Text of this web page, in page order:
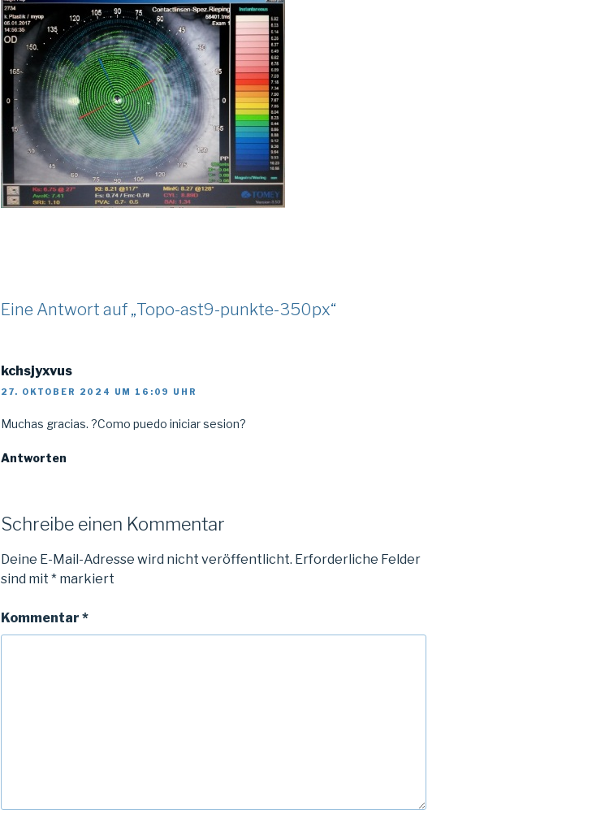
Eine Antwort auf „Topo-ast9-punkte-350px“
kchsjyxvus
27. OKTOBER 2024 UM 16:09 UHR
Muchas gracias. ?Como puedo iniciar sesion?
Antworten
Schreibe einen Kommentar
Deine E-Mail-Adresse wird nicht veröffentlicht. Erforderliche Felder
sind mit * markiert
Kommentar *